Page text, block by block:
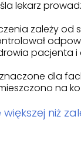
lekarz
zależy od
pacjenta
dla
na
niż